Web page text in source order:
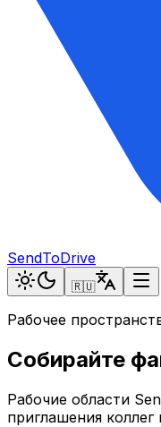
SendToDrive
🇷🇺
Рабочее
Собирайте
Рабочие области
приглашения